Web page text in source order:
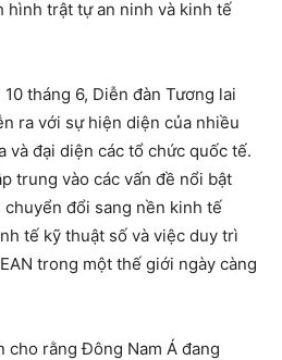
trật tự an ninh và kinh tế
tháng 6, Diễn đàn Tương lai
ra với sự hiện diện của nhiều
và đại diện các tổ chức quốc tế.
trung vào các vấn đề nổi bật
đổi sang nền kinh tế
tế kỹ thuật số và việc duy trì
trong một thế giới ngày càng
cho rằng Đông Nam Á đang